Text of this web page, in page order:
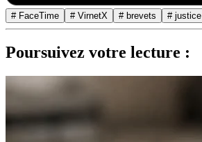
# FaceTime # VirnetX # brevets # justice
Poursuivez votre lecture :